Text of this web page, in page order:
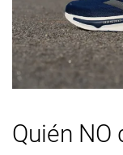
Durabilidad
del acolchado
del talón
Alta
Durabilidad
exterior
Quién